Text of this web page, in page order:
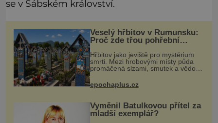
se v Sábském království.
Veselý hřbitov v Rumunsku:
Proč zde třou pohřební
plačky bídu s nouzí?
Hřbitov jako jeviště pro mystérium
smrti. Mezi hrobovými místy půda
promáčená slzami, smutek a vědomí
konečnosti lidské existence. Jsou ale
výjimky, kde pohřební plačky smutně
žmoulají kapesníky nikol
epochaplus.cz
Vyměnil Batulkovou přítel za
mladší exemplář?